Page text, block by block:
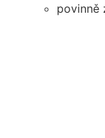
povinně